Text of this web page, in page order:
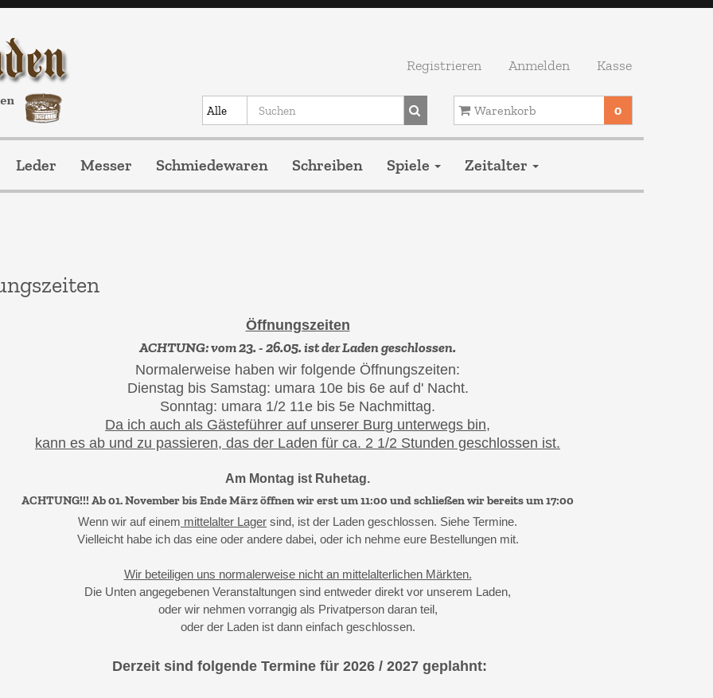
Registrieren Anmelden Kasse
Warenkorb 0
Ihr Warenkorb ist leer.
Leder Messer Schmiedewaren Schreiben Spiele Zeitalter
Öffnungszeiten
ACHTUNG: vom 23. - 26.05. ist der Laden geschlossen.
Normalerweise haben wir folgende Öffnungszeiten:
Dienstag bis Samstag: umara 10e bis 6e auf d' Nacht.
Sonntag: umara 1/2 11e bis 5e Nachmittag.
Da ich auch als Gästeführer auf unserer Burg unterwegs bin,
kann es ab und zu passieren, das der Laden für ca. 2 1/2 Stunden geschlossen ist.
Am Montag ist Ruhetag.
ACHTUNG!!! Ab 01. November bis Ende März öffnen wir erst um 11:00 und schließen wir bereits um 17:00
Wenn wir auf einem mittelalter Lager sind, ist der Laden geschlossen. Siehe Termine.
Vielleicht habe ich das eine oder andere dabei, oder ich nehme eure Bestellungen mit.
Wir beteiligen uns normalerweise nicht an mittelalterlichen Märkten.
Die Unten angegebenen Veranstaltungen sind entweder direkt vor unserem Laden,
oder wir nehmen vorrangig als Privatperson daran teil,
oder der Laden ist dann einfach geschlossen.
Derzeit sind folgende Termine für 2026 / 2027 geplahnt: